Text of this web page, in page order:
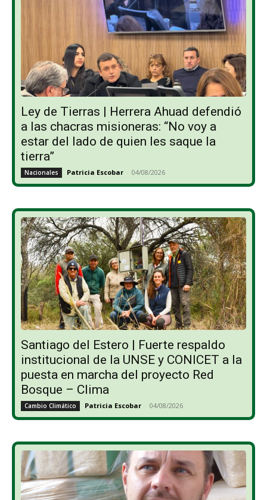
Ley de Tierras | Herrera Ahuad defendió
a las chacras misioneras: “No voy a
estar del lado de quien les saque la
tierra”
Nacionales Patricia Escobar - 04/08/2026
Santiago del Estero | Fuerte respaldo
institucional de la UNSE y CONICET a la
puesta en marcha del proyecto Red
Bosque – Clima
Cambio Climático Patricia Escobar - 04/08/2026